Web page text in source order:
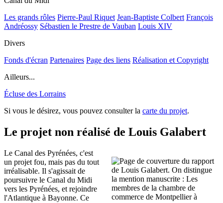
Les grands rôles Pierre-Paul Riquet Jean-Baptiste Colbert François
Andréossy Sébastien le Prestre de Vauban Louis XIV
Divers
Fonds d'écran Partenaires Page des liens Réalisation et Copyright
Ailleurs...
Écluse des Lorrains
Si vous le désirez, vous pouvez consulter la carte du projet.
Le projet non réalisé de Louis Galabert
Le Canal des Pyrénées, c'est
un projet fou, mais pas du tout
irréalisable. Il s'agissait de
poursuivre le Canal du Midi
vers les Pyrénées, et rejoindre
l'Atlantique à Bayonne. Ce